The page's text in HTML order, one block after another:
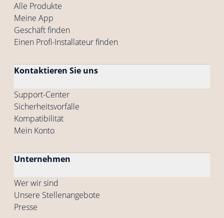
Alle Produkte
Meine App
Geschäft finden
Einen Profi-Installateur finden
Kontaktieren Sie uns
Support-Center
Sicherheitsvorfälle
Kompatibilität
Mein Konto
Unternehmen
Wer wir sind
Unsere Stellenangebote
Presse